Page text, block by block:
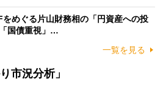
をめぐる片山財務相の「円資産への投
国債重視」…
一覧を見る
市況分析」